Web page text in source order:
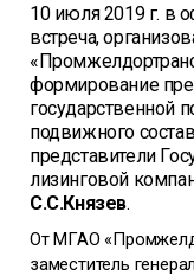
10 июля 2019 г. в
встреча,
формирование
государственной
подвижного
представители
лизинговой
С.С.Князев.
От МГАО
заместитель